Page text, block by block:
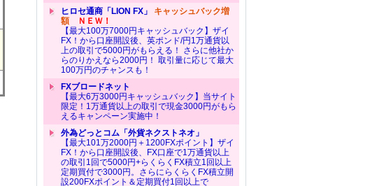
ヒロセ通商「LION FX」 キャッシュバック増
額ＮＥＷ！
【最大100万7000円キャッシュバック】ザイ
FX！から口座開設後、英ポンド/円1万通貨以
上の取引で5000円がもらえる！ さらに他社か
らのりかえなら2000円！ 取引量に応じて最大
100万円のチャンスも！
FXブロードネット
【最大6万3000円キャッシュバック】当サイト
限定！1万通貨以上の取引で現金3000円がもら
えるキャンペーン実施中！
外為どっとコム「外貨ネクストネオ」
【最大101万2000円＋1200FXポイント】ザイ
FX！から口座開設後、FX口座で1万通貨以上
の取引1回で5000円+らくらくFX積立1回以上
定期買付で3000円。さらにらくらくFX積立開
設200FXポイント＆定期買付1回以上で